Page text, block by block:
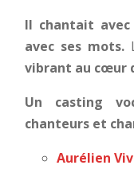
Il chantait
avec ses mots.
vibrant au cœur
Un casting
chanteurs et
Aurélien